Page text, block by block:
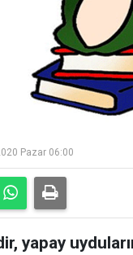
Pazar 06:00
yapay